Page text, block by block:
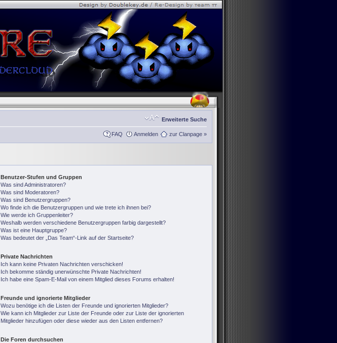
Erweiterte Suche
FAQ Anmelden zur Clanpage »
Benutzer-Stufen und Gruppen
Was sind Administratoren?
Was sind Moderatoren?
Was sind Benutzergruppen?
Wo finde ich die Benutzergruppen und wie trete ich ihnen bei?
Wie werde ich Gruppenleiter?
Weshalb werden verschiedene Benutzergruppen farbig dargestellt?
Was ist eine Hauptgruppe?
Was bedeutet der „Das Team“-Link auf der Startseite?
Private Nachrichten
Ich kann keine Privaten Nachrichten verschicken!
Ich bekomme ständig unerwünschte Private Nachrichten!
Ich habe eine Spam-E-Mail von einem Mitglied dieses Forums erhalten!
Freunde und ignorierte Mitglieder
Wozu benötige ich die Listen der Freunde und ignorierten Mitglieder?
Wie kann ich Mitglieder zur Liste der Freunde oder zur Liste der ignorierten
Mitglieder hinzufügen oder diese wieder aus den Listen entfernen?
Die Foren durchsuchen